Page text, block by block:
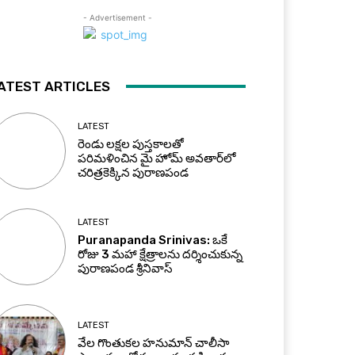
- Advertisement -
ARTICLES
LATEST
రెండు లక్షల పుస్తకాలతో
పరిమళించిన మై హోమ్ అవతార్‌లో
చరిత్రకెక్కిన పురాణపండ
LATEST
Puranapanda Srinivas: ఒకే
రోజు 3 మహా క్షేత్రాలను దర్శించుకున్న
పురాణపండ శ్రీనివాస్
LATEST
వేల గొంతుకల హనుమాన్ చాలీసా